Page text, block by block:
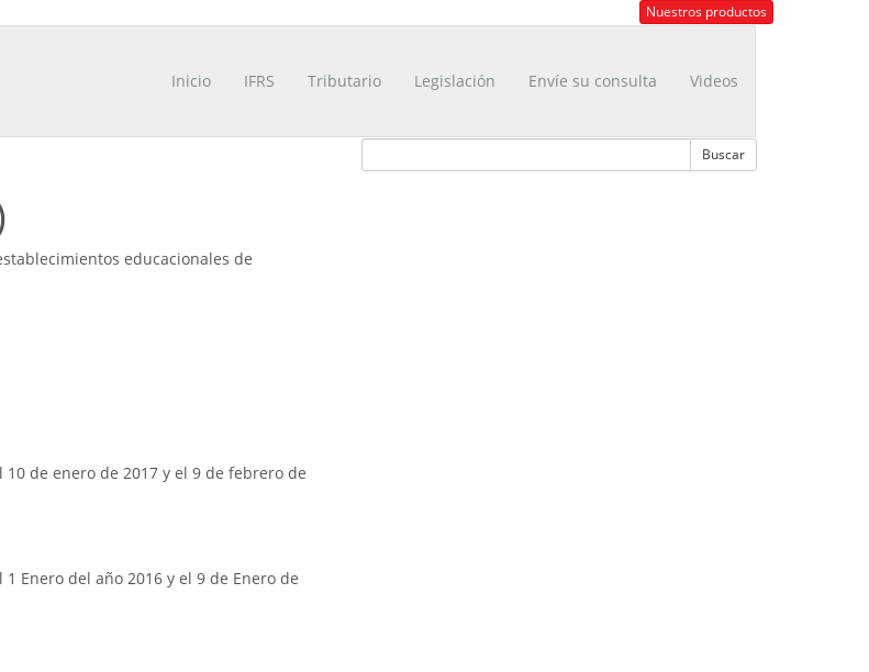
Nuestros productos
Inicio IFRS Tributario Legislación Envíe su consulta Videos
educacionales de
de enero de 2017 y el 9 de febrero de
Enero del año 2016 y el 9 de Enero de